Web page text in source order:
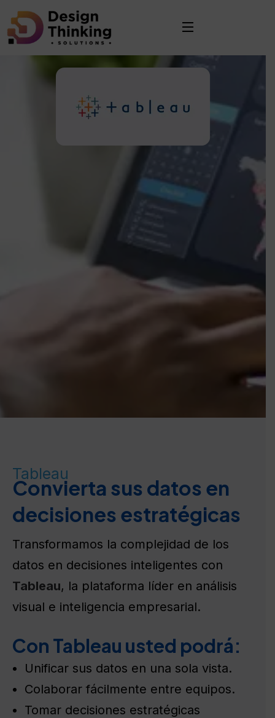
Tableau
Convierta sus datos en
decisiones estratégicas
Transformamos la complejidad de los
datos en decisiones inteligentes con
Tableau, la plataforma líder en análisis
visual e inteligencia empresarial.
Con Tableau usted podrá:
Unificar sus datos en una sola vista.
Colaborar fácilmente entre equipos.
Tomar decisiones estratégicas